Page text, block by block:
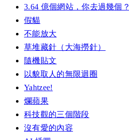
3.64 億個網站，你去過幾個？
假貓
不能放大
草堆藏針（大海撈針）
隨機貼文
以貌取人的無限迴圈
Yahtzee!
爛蘋果
科技觀的三個階段
沒有愛的內容